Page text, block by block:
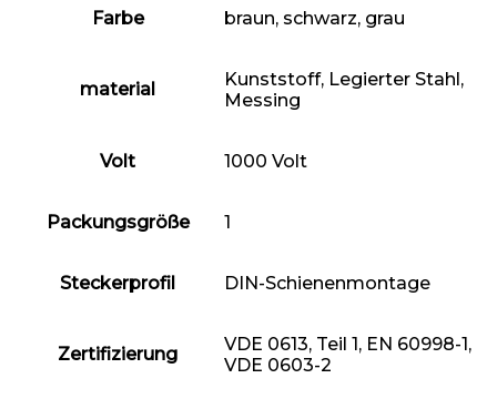
Farbe ‎braun, schwarz, grau
material
‎Kunststoff, ‎Legierter Stahl,
Messing
Volt ‎1000 Volt
Packungsgröße ‎1
Steckerprofil ‎DIN-Schienenmontage
Zertifizierung
‎VDE 0613, Teil 1, EN 60998-1,
VDE 0603-2